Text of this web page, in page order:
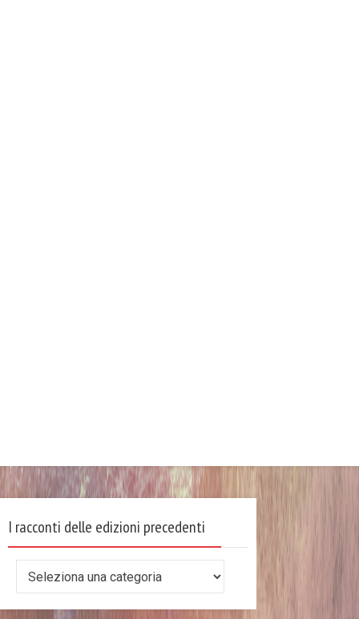
I racconti delle edizioni precedenti
delle